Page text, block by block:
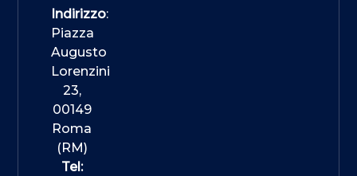
Indirizzo:
Piazza
Augusto
Lorenzini
23,
00149
Roma
(RM)
Tel: